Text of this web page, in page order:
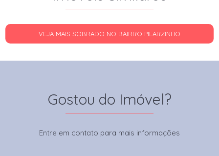
VEJA MAIS SOBRADO NO BAIRRO PILARZINHO
Gostou do Imóvel?
Entre em contato para mais informações